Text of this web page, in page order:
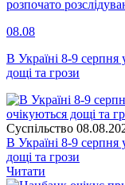
розпочато
08.08
В Україні 8-9 серпня
дощі та грози
Суспiльство
В Україні 8-9 серпня
дощі та грози
Читати